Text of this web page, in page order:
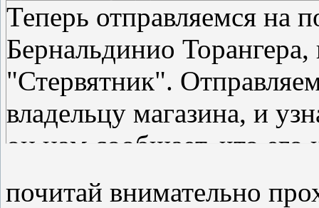
Теперь отправляемся на
Бернальдинио Торангера,
"Стервятник".
владельцу магазина, и
он нам сообщает, что его
таверне, идем к нему.
почитай внимательно